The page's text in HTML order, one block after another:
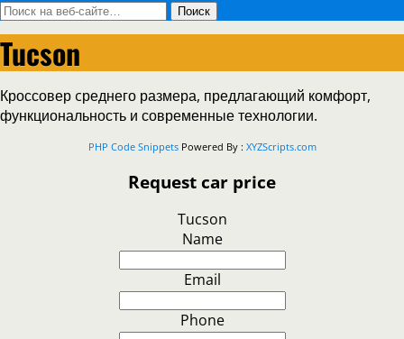
Tucson
Кроссовер cреднего размера, предлагающий комфорт,
функциональность и современные технологии.
PHP Code SnippetsPowered By : XYZScripts.com
Request car price
Tucson
Name
Email
Phone